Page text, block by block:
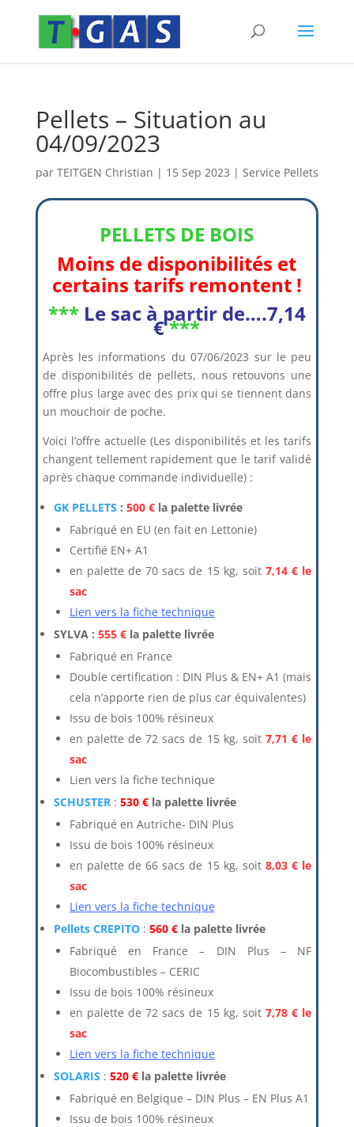
Pellets – Situation au
04/09/2023
par TEITGEN Christian | 15 Sep 2023 | Service Pellets
PELLETS DE BOIS
Moins de disponibilités et
certains tarifs remontent !
***Le sac à partir de….7,14
€***
Après les informations du 07/06/2023 sur le peu
de disponibilités de pellets, nous retouvons une
offre plus large avec des prix qui se tiennent dans
un mouchoir de poche.
Voici l’offre actuelle (Les disponibilités et les tarifs
changent tellement rapidement que le tarif validé
après chaque commande individuelle) :
GK PELLETS : 500 €la palette livrée
Fabriqué en EU (en fait en Lettonie)
Certifié EN+ A1
en palette de 70 sacs de 15 kg, soit 7,14 € le
sac
Lien vers la fiche technique
SYLVA : 555 €la palette livrée
Fabriqué en France
Double certification : DIN Plus & EN+ A1 (mais
cela n’apporte rien de plus car équivalentes)
Issu de bois 100% résineux
en palette de 72 sacs de 15 kg, soit 7,71 € le
sac
Lien vers la fiche technique
SCHUSTER: 530 €la palette livrée
Fabriqué en Autriche- DIN Plus
Issu de bois 100% résineux
en palette de 66 sacs de 15 kg, soit 8,03 € le
sac
Lien vers la fiche technique
Pellets CREPITO : 560 €la palette livrée
Fabriqué en France – DIN Plus – NF
Biocombustibles – CERIC
Issu de bois 100% résineux
en palette de 72 sacs de 15 kg, soit 7,78 € le
sac
Lien vers la fiche technique
SOLARIS : 520 €la palette livrée
Fabriqué en Belgique – DIN Plus – EN Plus A1
Issu de bois 100% résineux